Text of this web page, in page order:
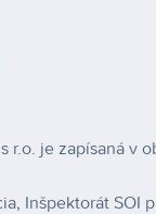
r.o. je zapísaná
Inšpektorát SOI